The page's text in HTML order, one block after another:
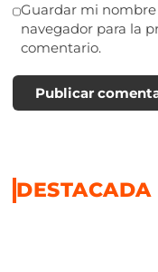
Guardar mi
navegador para la
comentario.
Publicar
DESTACADA